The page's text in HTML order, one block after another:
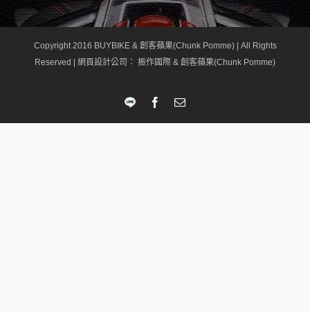
Copyright 2016 BUYBIKE & 創客蘋果(Chunk Pomme) | All Rights
Reserved | 網頁設計公司 ： 振作國際 & 創客蘋果(Chunk Pomme)
LINE FacebookEmail: